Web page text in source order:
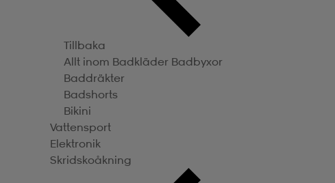
Tillbaka
Allt inom Badkläder Badbyxor
Baddräkter
Badshorts
Bikini
Vattensport
Elektronik
Skridskoåkning